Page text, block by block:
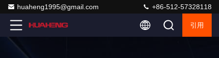
huaheng1995@gmail.com +86-512-57328118
引用